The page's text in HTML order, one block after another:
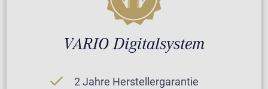
VARIO Digitalsystem
2 Jahre Herstellergarantie